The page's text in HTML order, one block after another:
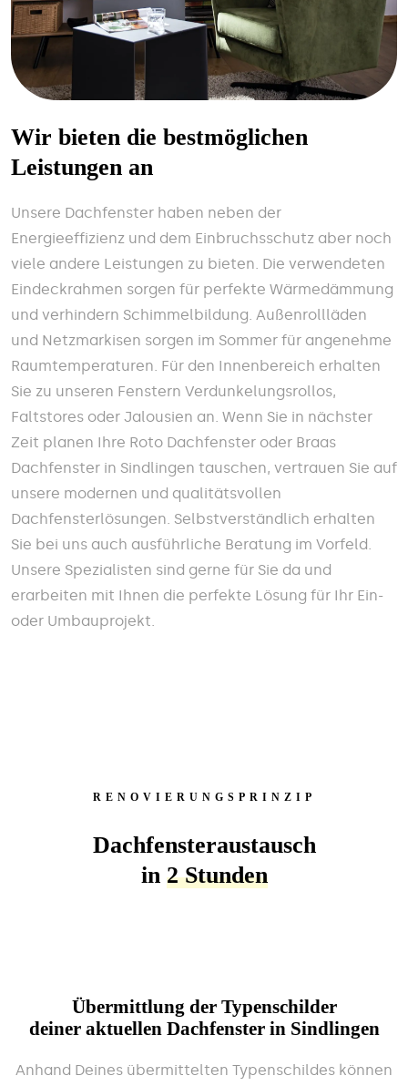
Wir bieten die bestmöglichen
Leistungen an
Unsere Dachfenster haben neben der
Energieeffizienz und dem Einbruchsschutz aber noch
viele andere Leistungen zu bieten. Die verwendeten
Eindeckrahmen sorgen für perfekte Wärmedämmung
und verhindern Schimmelbildung. Außenrollläden
und Netzmarkisen sorgen im Sommer für angenehme
Raumtemperaturen. Für den Innenbereich erhalten
Sie zu unseren Fenstern Verdunkelungsrollos,
Faltstores oder Jalousien an. Wenn Sie in nächster
Zeit planen Ihre Roto Dachfenster oder Braas
Dachfenster in Sindlingen tauschen, vertrauen Sie auf
unsere modernen und qualitätsvollen
Dachfensterlösungen. Selbstverständlich erhalten
Sie bei uns auch ausführliche Beratung im Vorfeld.
Unsere Spezialisten sind gerne für Sie da und
erarbeiten mit Ihnen die perfekte Lösung für Ihr Ein-
oder Umbauprojekt.
RENOVIERUNGSPRINZIP
Dachfensteraustausch
in 2 Stunden
Übermittlung der Typenschilder
deiner aktuellen Dachfenster in Sindlingen
Anhand Deines übermittelten Typenschildes können